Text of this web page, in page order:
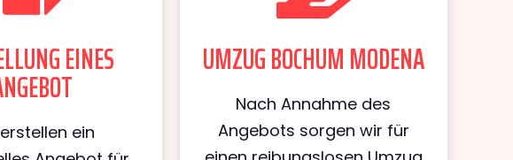
EINES
ein
UMZUG BOCHUM MODENA
Nach Annahme des
Angebots sorgen wir für